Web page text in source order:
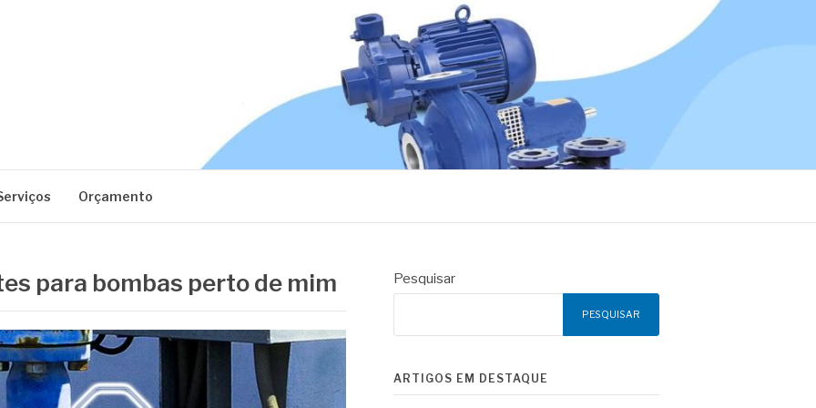
Orçamento
para bombas perto de mim Pesquisar
PESQUISAR
ARTIGOS EM DESTAQUE